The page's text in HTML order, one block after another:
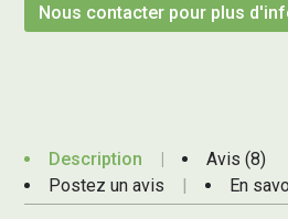
Nous contacter pour plus
Description
Avis (8)
Postez un avis
En